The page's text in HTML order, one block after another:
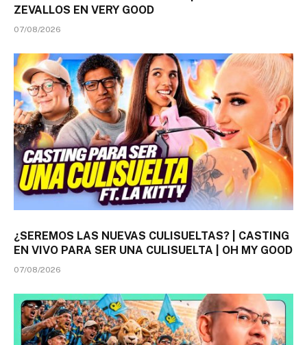
ZEVALLOS EN VERY GOOD
07/08/2026
¿SEREMOS LAS NUEVAS CULISUELTAS? | CASTING
EN VIVO PARA SER UNA CULISUELTA | OH MY GOOD
07/08/2026